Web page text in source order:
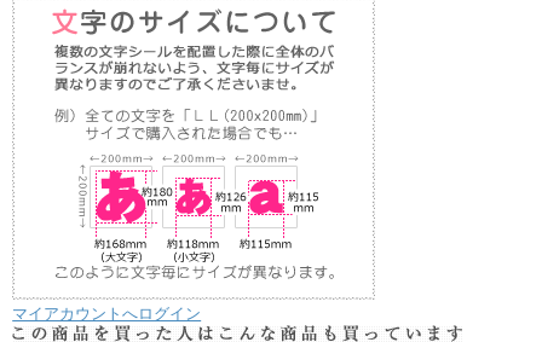
マイアカウントへログイン